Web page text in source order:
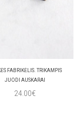
FABRIKĖLIS. TRIKAMPIS
JUODI AUSKARAI
24.00€